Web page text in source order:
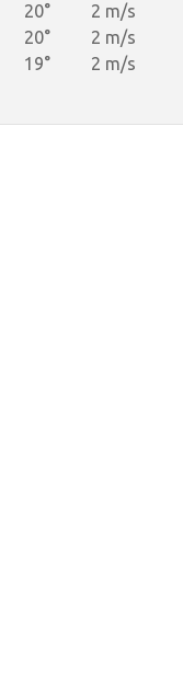
20°
2 m/s
20°
2 m/s
19° 2 m/s